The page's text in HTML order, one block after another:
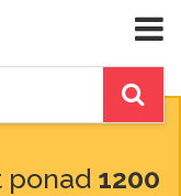
ponad 1200